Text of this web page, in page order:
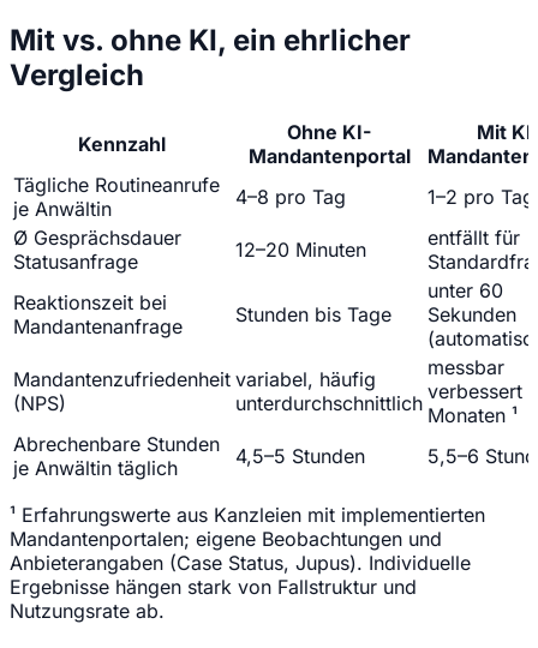
Mit vs. ohne KI, ein ehrlicher
Vergleich
Kennzahl
Ohne KI-
Mandantenportal
Mit
Tägliche Routineanrufe
je Anwältin
4–8 pro Tag
1–2 pro Tag
Ø Gesprächsdauer
Statusanfrage
12–20 Minuten
entfällt für
Reaktionszeit bei
Mandantenanfrage
Stunden bis Tage
unter 60
Sekunden
Mandantenzufriedenheit
(NPS)
variabel, häufig
unterdurchschnittlich
messbar
verbessert
Monaten ¹
Abrechenbare Stunden
je Anwältin täglich
4,5–5 Stunden 5,5–6
¹ Erfahrungswerte aus Kanzleien mit implementierten
Mandantenportalen; eigene Beobachtungen und
Anbieterangaben (Case Status, Jupus). Individuelle
Ergebnisse hängen stark von Fallstruktur und
Nutzungsrate ab.